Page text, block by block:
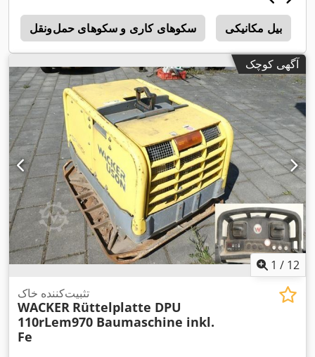
سکوهای کاری و سکوهای حمل‌ونقل بیل مکانیکی
آگهی کوچک
1 / 12
تثبیت‌کننده خاک
WACKER Rüttelplatte DPU
110rLem970 Baumaschine inkl.
Fe